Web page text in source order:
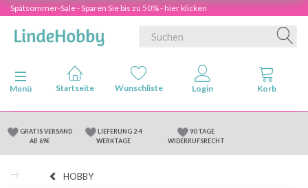
Spätsommer-Sale - Sparen Sie bis zu 50% - hier klicken
Anzeige ändern
Menü
GRATIS VERSAND
AB 69€
LIEFERUNG 2-4
WERKTAGE
90 TAGE
WIDERRUFSRECHT
HOBBY